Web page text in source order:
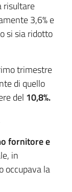
risultare
3,6% e
si sia ridotto
trimestre
di quello
del 10,8%.
fornitore e
in
occupava la